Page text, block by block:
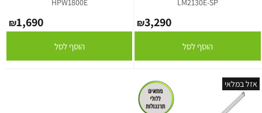
LM2130E-SP
₪3,290
הוסף לסל
HPW1800E
₪1,690
הוסף לסל
אזל במלאי